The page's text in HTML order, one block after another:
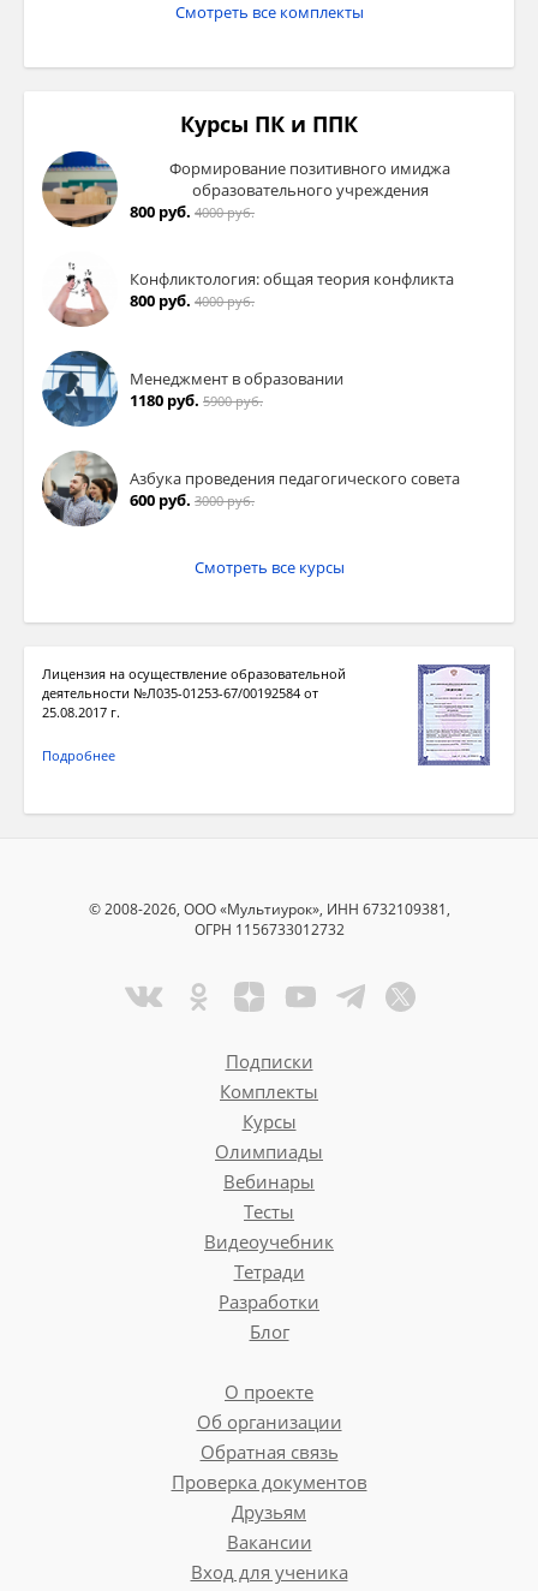
Смотреть все комплекты
Курсы ПК и ППК
Формирование позитивного имиджа
образовательного учреждения
800 руб. 4000 руб.
Конфликтология: общая теория конфликта
800 руб. 4000 руб.
Менеджмент в образовании
1180 руб. 5900 руб.
Азбука проведения педагогического совета
600 руб. 3000 руб.
Смотреть все курсы
Лицензия на осуществление образовательной
деятельности №Л035-01253-67/00192584 от
25.08.2017 г.
Подробнее
© 2008-2026, ООО «Мультиурок», ИНН 6732109381,
ОГРН 1156733012732
Подписки
Комплекты
Курсы
Олимпиады
Вебинары
Тесты
Видеоучебник
Тетради
Разработки
Блог
О проекте
Об организации
Обратная связь
Проверка документов
Друзьям
Вакансии
Вход для ученика